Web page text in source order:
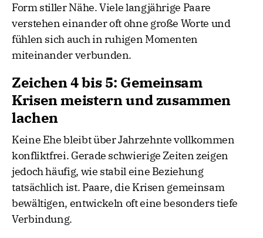
Form stiller Nähe. Viele langjährige Paare
verstehen einander oft ohne große Worte und
fühlen sich auch in ruhigen Momenten
miteinander verbunden.
Zeichen 4 bis 5: Gemeinsam
Krisen meistern und zusammen
lachen
Keine Ehe bleibt über Jahrzehnte vollkommen
konfliktfrei. Gerade schwierige Zeiten zeigen
jedoch häufig, wie stabil eine Beziehung
tatsächlich ist. Paare, die Krisen gemeinsam
bewältigen, entwickeln oft eine besonders tiefe
Verbindung.